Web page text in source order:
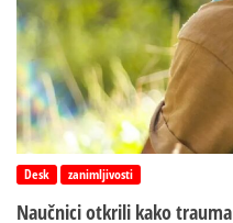
Desk zanimljivosti
Naučnici otkrili kako